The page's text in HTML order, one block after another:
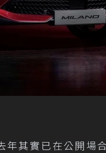
年其實已在公開場